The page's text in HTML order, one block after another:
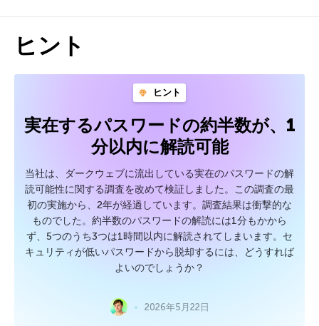
ヒント
ヒント
実在するパスワードの約半数が、1
分以内に解読可能
当社は、ダークウェブに流出している実在のパスワードの解
読可能性に関する調査を改めて検証しました。この調査の最
初の実施から、2年が経過しています。調査結果は衝撃的な
ものでした。約半数のパスワードの解読には1分もかから
ず、5つのうち3つは1時間以内に解読されてしまいます。セ
キュリティが低いパスワードから脱却するには、どうすれば
よいのでしょうか？
2026年5月22日